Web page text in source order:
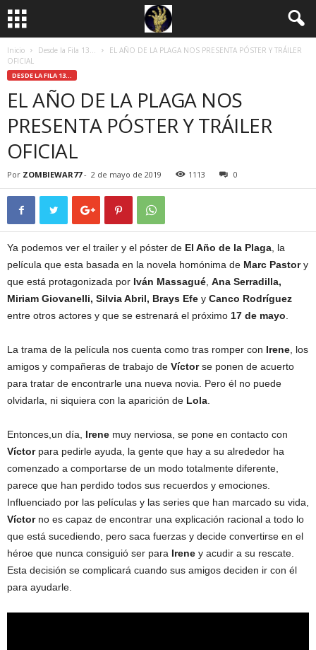
Inicio Desde la Fila 13...
EL AÑO DE LA PLAGA NOS PRESENTA PÓSTER Y TRÁILER
OFICIAL
DESDE LA FILA 13...
EL AÑO DE LA PLAGA NOS
PRESENTA PÓSTER Y TRÁILER
OFICIAL
Por ZOMBIEWAR77- 2 de mayo de 2019 1113 0
Ya podemos ver el trailer y el póster de El Año de la Plaga , la
película que esta basada en la novela homónima de Marc Pastory
que está protagonizada por Iván Massagué Ana Serradilla,
Miriam Giovanelli, Silvia Abril, Brays Efe y Canco Rodríguez
entre otros actores y que se estrenará el próximo 17 de mayo
La trama de la película nos cuenta como tras romper con Irene , los
amigos y compañeras de trabajo de Víctorse ponen de acuerto
para tratar de encontrarle una nueva novia. Pero él no puede
olvidarla, ni siquiera con la aparición de Lola
Entonces,un día, Irene muy nerviosa, se pone en contacto con
Víctor para pedirle ayuda, la gente que hay a su alrededor ha
comenzado a comportarse de un modo totalmente diferente,
parece que han perdido todos sus recuerdos y emociones.
Influenciado por las películas y las series que han marcado su vida,
Víctorno es capaz de encontrar una explicación racional a todo lo
que está sucediendo, pero saca fuerzas y decide convertirse en el
héroe que nunca consiguió ser para Irene y acudir a su rescate.
Esta decisión se complicará cuando sus amigos deciden ir con él
para ayudarle.